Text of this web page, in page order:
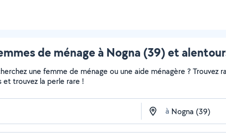
de ménage à Nogna (39) et
une femme de ménage ou une aide ménagère ? Trouvez
et trouvez la perle rare !
à